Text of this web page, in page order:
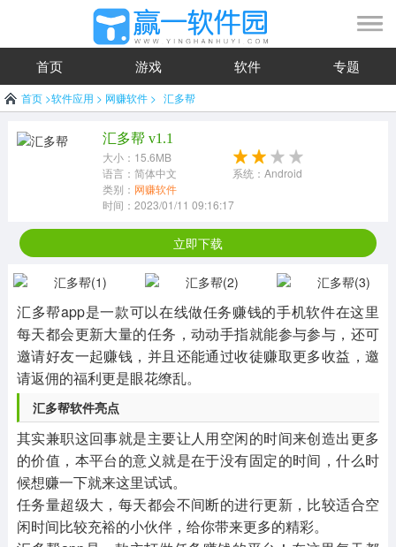
首页 游戏 软件 专题
首页 >软件应用 > 网赚软件 > 汇多帮
汇多帮 v1.1
大小：15.6MB
语言：简体中文
系统：Android
类别： 网赚软件
时间：2023/01/11 09:16:17
立即下载
汇多帮app是一款可以在线做任务赚钱的手机软件在这里
每天都会更新大量的任务，动动手指就能参与参与，还可
邀请好友一起赚钱，并且还能通过收徒赚取更多收益，邀
请返佣的福利更是眼花缭乱。
汇多帮软件亮点
其实兼职这回事就是主要让人用空闲的时间来创造出更多
的价值，本平台的意义就是在于没有固定的时间，什么时
候想赚一下就来这里试试。
任务量超级大，每天都会不间断的进行更新，比较适合空
闲时间比较充裕的小伙伴，给你带来更多的精彩。